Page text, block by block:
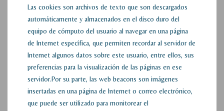
Las cookies son archivos de texto que son descargados
automáticamente y almacenados en el disco duro del
equipo de cómputo del usuario al navegar en una página
de Internet específica, que permiten recordar al servidor de
Internet algunos datos sobre este usuario, entre ellos, sus
preferencias para la visualización de las páginas en ese
servidor.Por su parte, las web beacons son imágenes
insertadas en una página de Internet o correo electrónico,
que puede ser utilizado para monitorear el